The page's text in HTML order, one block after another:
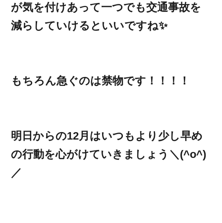
が気を付けあって一つでも交通事故を
減らしていけるといいですね✨
もちろん急ぐのは禁物です！！！！
明日からの12月はいつもより少し早め
の行動を心がけていきましょう＼(^o^)
／